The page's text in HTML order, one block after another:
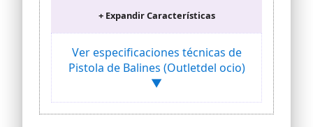
gramos
Velocidad de salida 495 fps / 153 ms.
Potencia: 3,0 julios
Cargador: 21 bbs (bolas 4,4mm).
Alimentación: Bombonas CO2. Peso: 460
gr. Longitud: 218 mm
+ Expandir Características
Ver especificaciones técnicas de
Pistola de Balines (Outletdel ocio)
▼